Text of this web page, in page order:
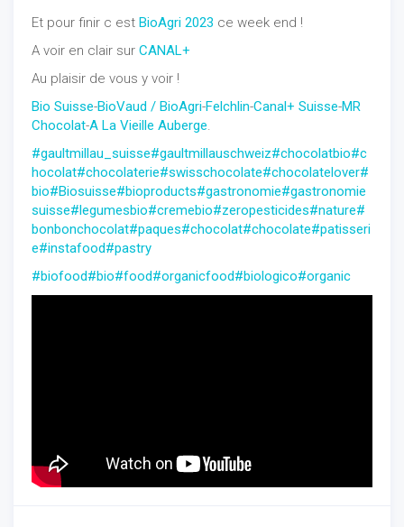
Et pour finir c est BioAgri 2023 ce week end !
A voir en clair sur CANAL+
Au plaisir de vous y voir !
Bio Suisse-BioVaud / BioAgri-Felchlin-Canal+ Suisse-MR
Chocolat-A La Vieille Auberge.
#gaultmillau_suisse#gaultmillauschweiz#chocolatbio#c
hocolat#chocolaterie#swisschocolate#chocolatelover#
bio#Biosuisse#bioproducts#gastronomie#gastronomie
suisse#legumesbio#cremebio#zeropesticides#nature#
bonbonchocolat#paques#chocolat#chocolate#patisseri
e#instafood#pastry
#biofood#bio#food#organicfood#biologico#organic